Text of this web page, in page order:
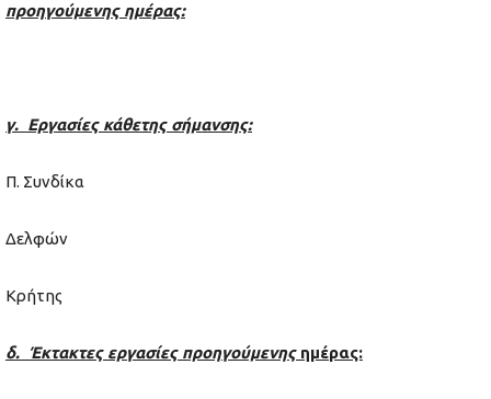
προηγούμενης ημέρας:
γ. Εργασίες κάθετης σήμανσης:
Π. Συνδίκα
Δελφών
Κρήτης
δ. Έκτακτες εργασίες προηγούμενηςημέρας: